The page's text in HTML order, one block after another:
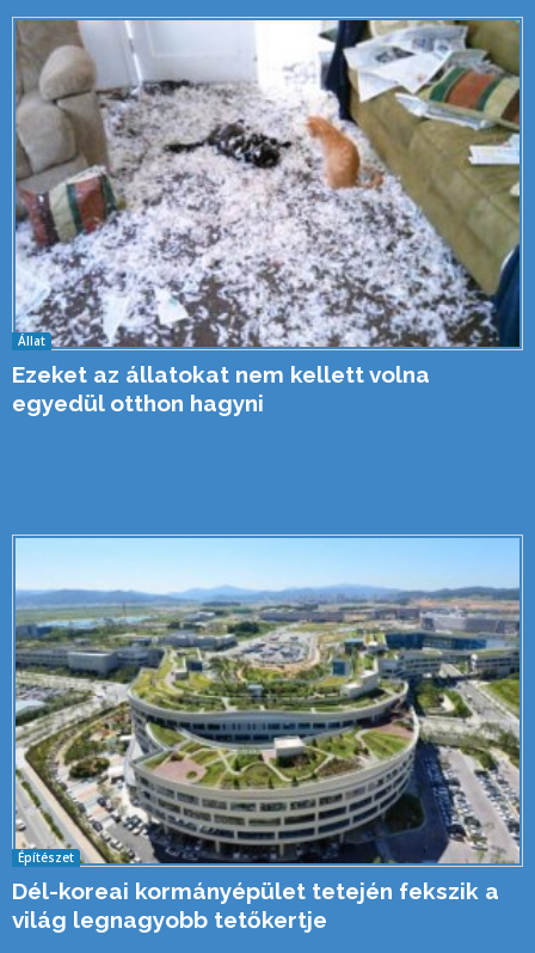
Állat
Ezeket az állatokat nem kellett volna
egyedül otthon hagyni
Építészet
Dél-koreai kormányépület tetején fekszik a
világ legnagyobb tetőkertje